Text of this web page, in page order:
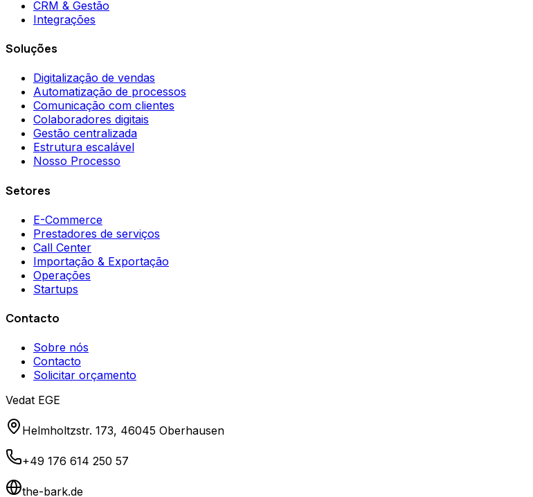
CRM & Gestão
Integrações
Soluções
Digitalização de vendas
Automatização de processos
Comunicação com clientes
Colaboradores digitais
Gestão centralizada
Estrutura escalável
Nosso Processo
Setores
E-Commerce
Prestadores de serviços
Call Center
Importação & Exportação
Operações
Startups
Contacto
Sobre nós
Contacto
Solicitar orçamento
Vedat EGE
Helmholtzstr. 173, 46045 Oberhausen
+49 176 614 250 57
the-bark.de